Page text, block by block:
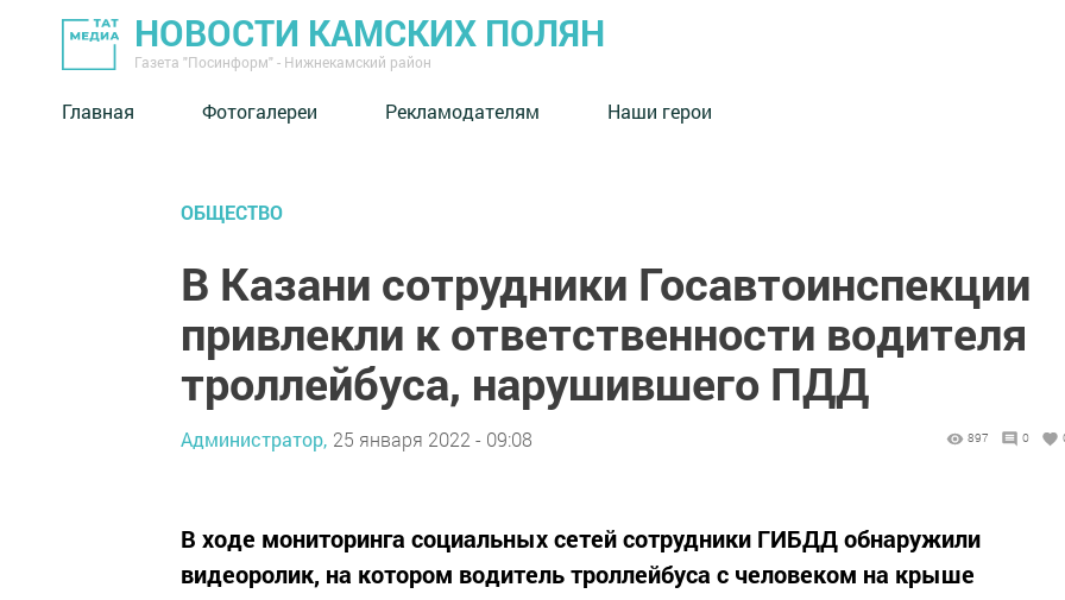
НОВОСТИ КАМСКИХ ПОЛЯН
Газета "Посинформ" - Нижнекамский район
Главная Фотогалереи Рекламодателям Наши герои
ОБЩЕСТВО
В Казани сотрудники Госавтоинспекции
привлекли к ответственности водителя
троллейбуса, нарушившего ПДД
Администратор, 25 января 2022 - 09:08 897 0
В ходе мониторинга социальных сетей сотрудники ГИБДД обнаружили
видеоролик, на котором водитель троллейбуса с человеком на крыше